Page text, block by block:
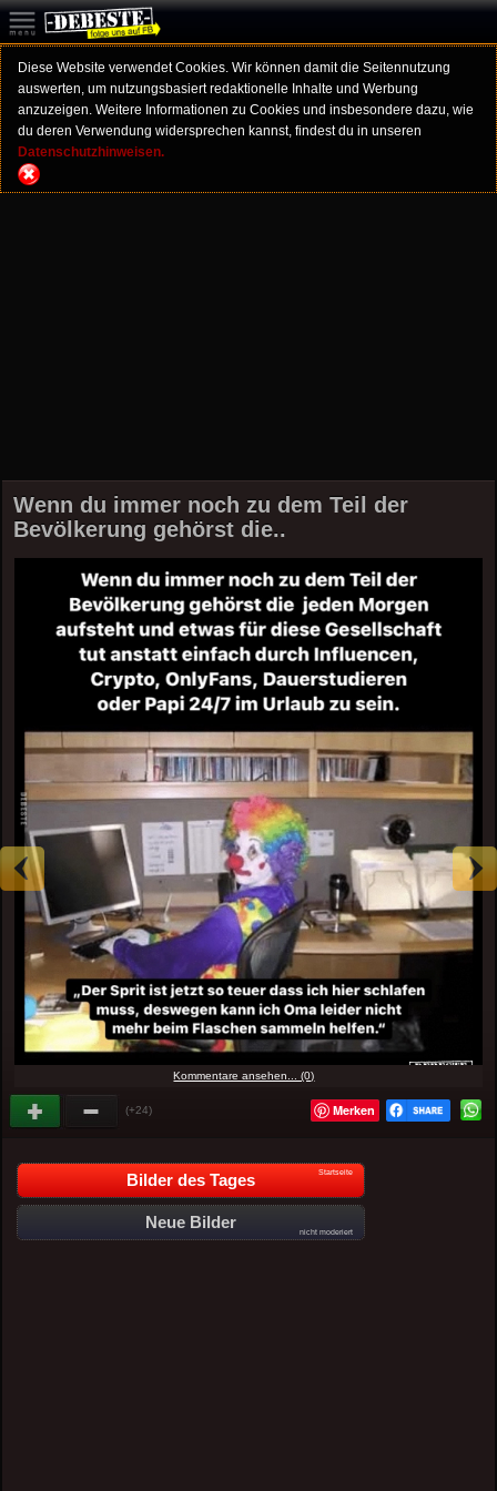
Diese Website verwendet Cookies. Wir können damit die Seitennutzung
auswerten, um nutzungsbasiert redaktionelle Inhalte und Werbung
anzuzeigen. Weitere Informationen zu Cookies und insbesondere dazu, wie
du deren Verwendung widersprechen kannst, findest du in unseren
Datenschutzhinweisen.
Wenn du immer noch zu dem Teil der
Bevölkerung gehörst die..
Kommentare ansehen... (0)
(+24) Merken
Bilder des Tages Startseite
Neue Bilder
nicht moderiert